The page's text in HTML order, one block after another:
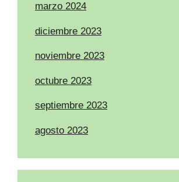
marzo 2024
diciembre 2023
noviembre 2023
octubre 2023
septiembre 2023
agosto 2023